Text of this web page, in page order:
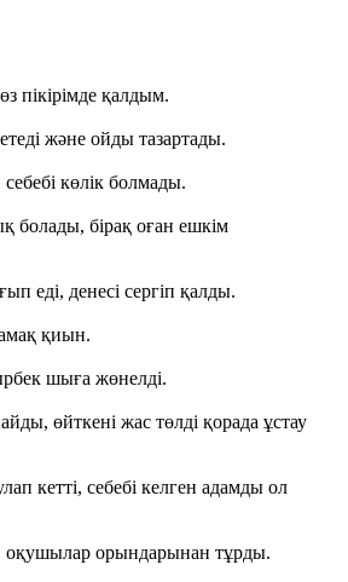
пікірімде қалдым.
және ойды тазартады.
көлік болмады.
болады, бірақ оған ешкім
еді, денесі сергіп қалды.
қиын.
шыға жөнелді.
өйткені жас төлді қорада ұстау
кетті, себебі келген адамды ол
оқушылар орындарынан тұрды.